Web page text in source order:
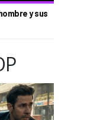
y sus